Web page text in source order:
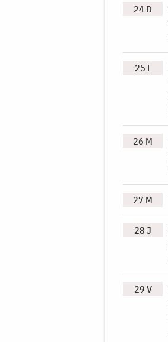
24 D
25 L
26 M
27 M
28 J
29 V